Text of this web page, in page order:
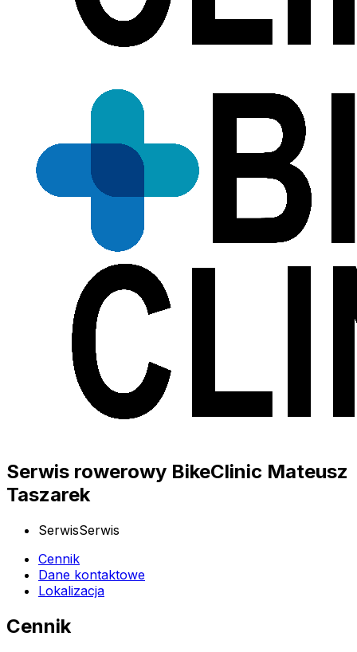
Serwis rowerowy BikeClinic Mateusz
Taszarek
SerwisSerwis
Cennik
Dane kontaktowe
Lokalizacja
Cennik